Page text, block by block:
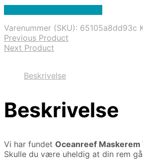
Varenummer (SKU): 65105a8dd93c
Previous Product
Next Product
Beskrivelse
Beskrivelse
Vi har fundet Oceanreef Maskerem
Skulle du være uheldig at din rem